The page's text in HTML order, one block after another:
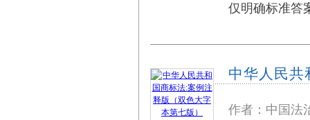
仅明确标准答
中华人民共
作者：中国法